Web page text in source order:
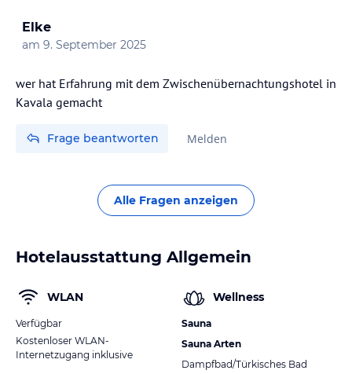
Elke
am 9. September 2025
wer hat Erfahrung mit dem Zwischenübernachtungshotel in
Kavala gemacht
Frage beantworten Melden
Alle Fragen anzeigen
Hotelausstattung Allgemein
WLAN
Verfügbar
Kostenloser WLAN-
Internetzugang inklusive
Wellness
Sauna
Sauna Arten
Dampfbad/Türkisches Bad